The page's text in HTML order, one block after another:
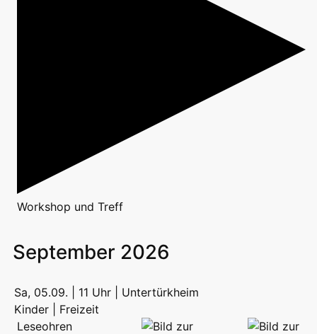
Workshop und Treff
September 2026
Sa, 05.09. | 11 Uhr | Untertürkheim
Kinder | Freizeit
Leseohren